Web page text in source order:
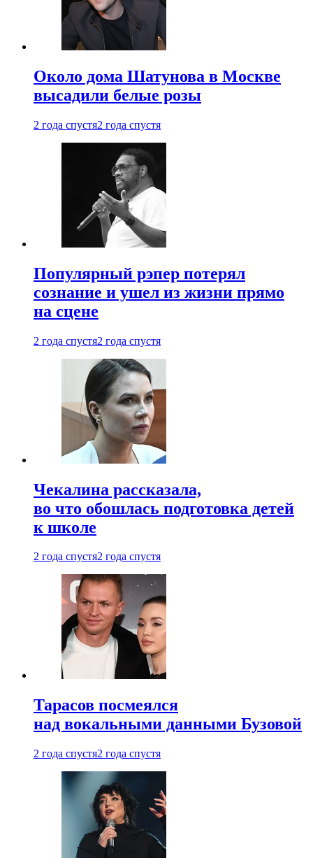
Около дома Шатунова в Москве
высадили белые розы
2 года спустя2 года спустя
Популярный рэпер потерял
сознание и ушел из жизни прямо
на сцене
2 года спустя2 года спустя
Чекалина рассказала,
во что обошлась подготовка детей
к школе
2 года спустя2 года спустя
Тарасов посмеялся
над вокальными данными Бузовой
2 года спустя2 года спустя